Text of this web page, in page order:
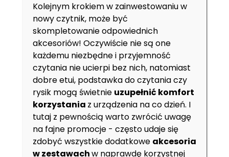
Kolejnym krokiem w zainwestowaniu w
nowy czytnik, może być
skompletowanie odpowiednich
akcesoriów! Oczywiście nie są one
każdemu niezbędne i przyjemność
czytania nie ucierpi bez nich, natomiast
dobre etui, podstawka do czytania czy
rysik mogą świetnie uzupełnić komfort
korzystania z urządzenia na co dzień. I
tutaj z pewnością warto zwrócić uwagę
na fajne promocje - często udaje się
zdobyć wszystkie dodatkowe akcesoria
w zestawachw naprawdę korzystnej